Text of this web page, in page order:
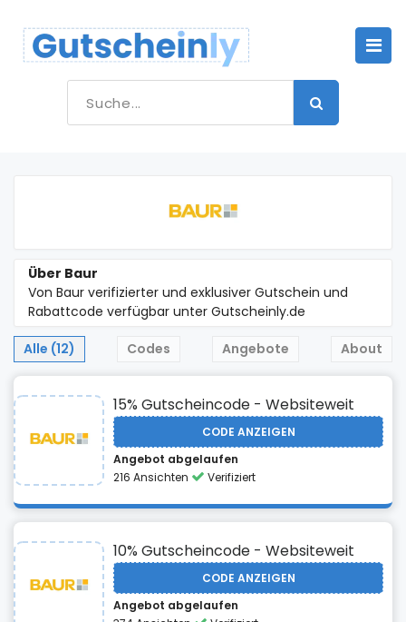
Über Baur
Von Baur verifizierter und exklusiver Gutschein und
Rabattcode verfügbar unter Gutscheinly.de
Alle (12) Codes Angebote About
15% Gutscheincode - Websiteweit
CODE ANZEIGEN
Angebot abgelaufen
216 Ansichten
Verifiziert
10% Gutscheincode - Websiteweit
CODE ANZEIGEN
Angebot abgelaufen